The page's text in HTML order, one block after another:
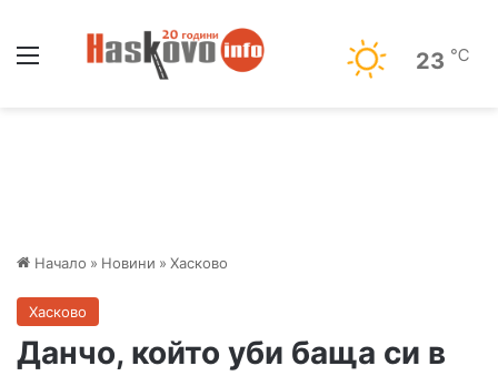
23 ℃
Начало » Новини » Хасково
Хасково
Данчо, който уби баща си в